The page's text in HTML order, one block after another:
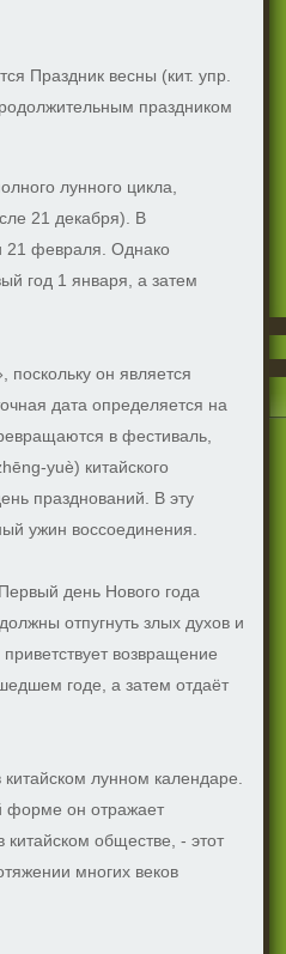
Праздник весны (кит. упр.
праздником
лунного цикла,
21 декабря). В
21 февраля. Однако
год 1 января, а затем
он является
дата определяется на
в фестиваль,
yuè) китайского
празднований. В эту
ужин воссоединения.
день Нового года
отпугнуть злых духов и
возвращение
годе, а затем отдаёт
лунном календаре.
форме он отражает
обществе, - этот
многих веков